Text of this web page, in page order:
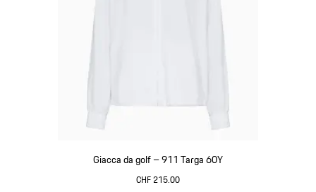
Giacca da golf – 911 Targa 60Y
CHF 215.00